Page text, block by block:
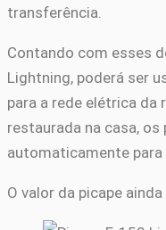
transferência.
Contando com esses
Lightning, poderá ser
para a rede elétrica da
restaurada na casa,
automaticamente
O valor da picape